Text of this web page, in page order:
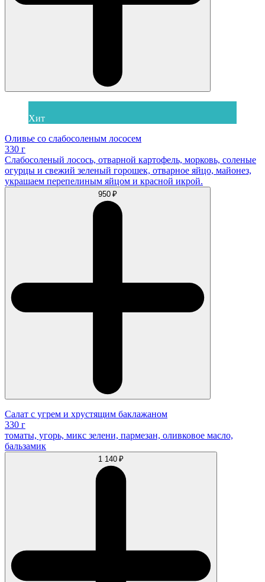
Хит
Оливье со слабосоленым лососем
330 г
Слабосоленый лосось, отварной картофель, морковь, соленые
огурцы и свежий зеленый горошек, отварное яйцо, майонез,
украшаем перепелиным яйцом и красной икрой.
950 ₽
Салат с угрем и хрустящим баклажаном
330 г
томаты, угорь, микс зелени, пармезан, оливковое масло,
бальзамик
1 140 ₽